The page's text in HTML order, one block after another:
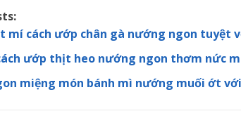
mí cách ướp chân gà nướng ngon tuyệt
cách ướp thịt heo nướng ngon thơm nức
miệng món bánh mì nướng muối ớt